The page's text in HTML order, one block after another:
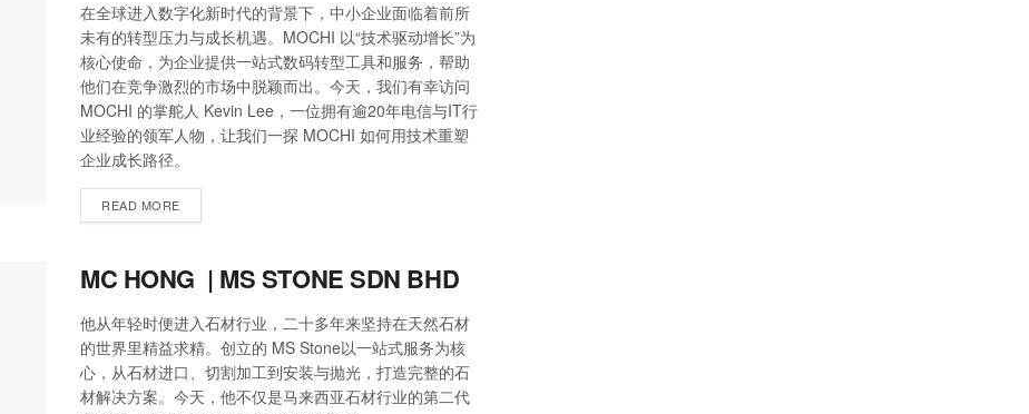
在全球进入数字化新时代的背景下，中小企业面临着前所
未有的转型压力与成长机遇。MOCHI 以“技术驱动增长”为
核心使命，为企业提供一站式数码转型工具和服务，帮助
他们在竞争激烈的市场中脱颖而出。今天，我们有幸访问
MOCHI 的掌舵人 Kevin Lee，一位拥有逾20年电信与IT行
业经验的领军人物，让我们一探 MOCHI 如何用技术重塑
企业成长路径。
READ MORE
MC HONG | MS STONE SDN BHD
他从年轻时便进入石材行业，二十多年来坚持在天然石材
的世界里精益求精。创立的 MS Stone以一站式服务为核
心，从石材进口、切割加工到安装与抛光，打造完整的石
材解决方案。今天，他不仅是马来西亚石材行业的第二代